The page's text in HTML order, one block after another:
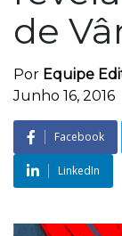
de
Por Equipe
Junho 16, 2016
Facebook
LinkedIn